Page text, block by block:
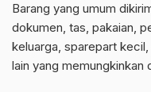
Barang yang umum
dokumen, tas, pakaian,
keluarga, sparepart
lain yang memungkinkan